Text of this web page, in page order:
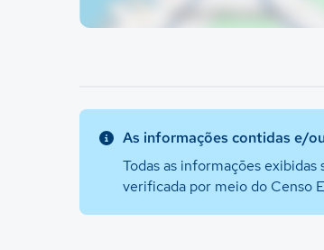
As informações contidas e/
Todas as informações
verificada por meio do Censo